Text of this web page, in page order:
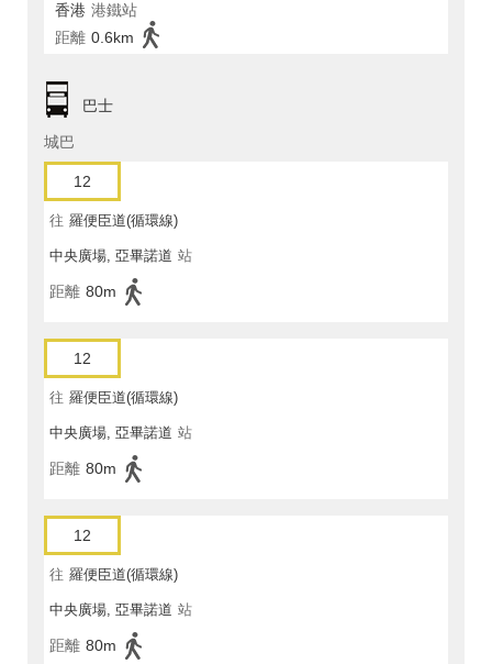
香港 港鐵站
距離 0.6km
巴士
城巴
12
往 羅便臣道(循環線)
中央廣場, 亞畢諾道 站
距離 80m
12
往 羅便臣道(循環線)
中央廣場, 亞畢諾道 站
距離 80m
12
往 羅便臣道(循環線)
中央廣場, 亞畢諾道 站
距離 80m